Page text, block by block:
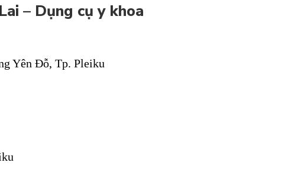
– Dụng cụ y khoa
Yên Đỗ, Tp. Pleiku